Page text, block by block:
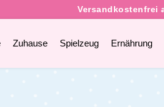
Zuhause Spielzeug Ernährung